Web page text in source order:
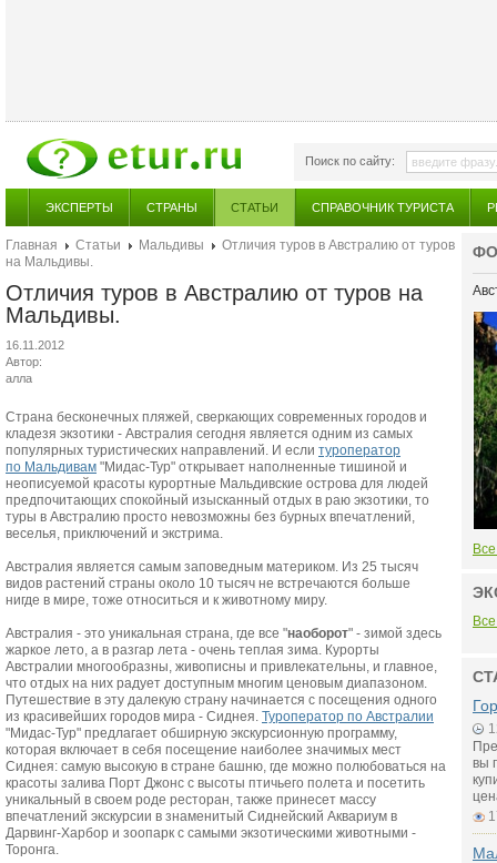
Поиск по сайту:
ЭКСПЕРТЫ СТРАНЫ СТАТЬИ СПРАВОЧНИК ТУРИСТА
Главная Статьи Мальдивы
Отличия туров в Австралию от туров
на Мальдивы.
Отличия туров в Австралию от туров на
Мальдивы.
16.11.2012
Автор:
алла
Страна бесконечных пляжей, сверкающих современных городов и
кладезя экзотики - Австралия сегодня является одним из самых
популярных туристических направлений. И если туроператор
по Мальдивам "Мидас-Тур" открывает наполненные тишиной и
неописуемой красоты курортные Мальдивские острова для людей
предпочитающих спокойный изысканный отдых в раю экзотики, то
туры в Австралию просто невозможны без бурных впечатлений,
веселья, приключений и экстрима.
Австралия является самым заповедным материком. Из 25 тысяч
видов растений страны около 10 тысяч не встречаются больше
нигде в мире, тоже относиться и к животному миру.
Австралия - это уникальная страна, где все "наоборот" - зимой здесь
жаркое лето, а в разгар лета - очень теплая зима. Курорты
Австралии многообразны, живописны и привлекательны, и главное,
что отдых на них радует доступным многим ценовым диапазоном.
Путешествие в эту далекую страну начинается с посещения одного
из красивейших городов мира - Сиднея. Туроператор по Австралии
"Мидас-Тур" предлагает обширную экскурсионную программу,
которая включает в себя посещение наиболее значимых мест
Сиднея: самую высокую в стране башню, где можно полюбоваться на
красоты залива Порт Джонс с высоты птичьего полета и посетить
уникальный в своем роде ресторан, также принесет массу
впечатлений экскурсии в знаменитый Сиднейский Аквариум в
Дарвинг-Харбор и зоопарк с самыми экзотическими животными -
Торонга.
вы